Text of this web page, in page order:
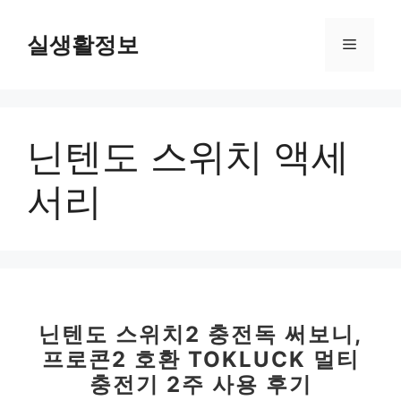
실생활정보 메
닌텐도 스위치 액세
서리
닌텐도 스위치2 충전독 써보니,
프로콘2 호환 TOKLUCK 멀티
충전기 2주 사용 후기